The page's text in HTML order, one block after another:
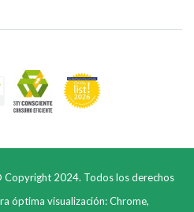
Copyright 2024. Todos los derechos
óptima visualización: Chrome,